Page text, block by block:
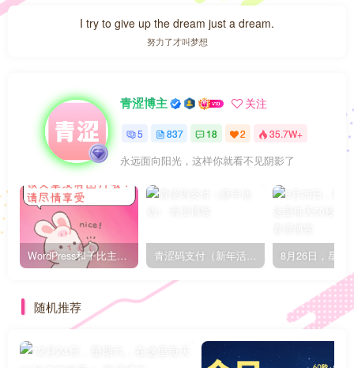
I try to give up the dream just a dream.
努力了才叫梦想
青涩博主 关注
5 837 18 2 35.7W+
永远面向阳光，这样你就看不见阴影了
WordPress和子比主题模板&网站美化方法教程-已更新到:23-01-8 青涩码支付（新年活动）
随机推荐